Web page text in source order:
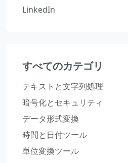
LinkedIn
すべてのカテゴリ
テキストと文字列処理
暗号化とセキュリティ
データ形式変換
時間と日付ツール
単位変換ツール